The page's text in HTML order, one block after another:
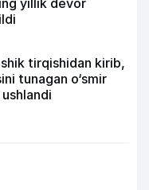
yillik devor
tirqishidan kirib,
tunagan o‘smir